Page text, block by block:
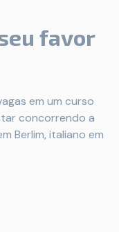
favor
em um curso
concorrendo a
Berlim, italiano em